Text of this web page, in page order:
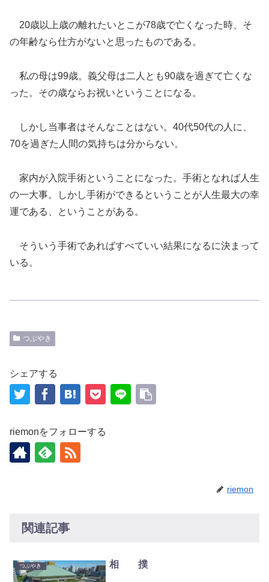
20歳以上歳の離れたいとこが78歳で亡くなった時、そ
の年齢なら仕方がないと思ったものである。
私の母は99歳。義父母は二人とも90歳を過ぎて亡くな
った。その歳ならお祝いということになる。
しかし当事者はそんなことはない。40代50代の人に、
70を過ぎた人間の気持ちは分からない。
家内が入院手術ということになった。手術となれば人生
の一大事。しかし手術ができるということが人生最大の幸
運である、ということがある。
そういう手術であればすべていい結果になるに決まって
いる。
つぶやき
シェアする
riemonをフォローする
riemon
関連記事
つぶやき 相 撲